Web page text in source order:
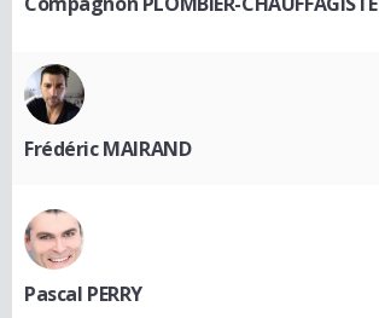
Frédéric MAIRAND
Pascal PERRY